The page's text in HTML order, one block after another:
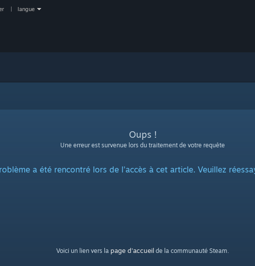
langue
Oups !
Une erreur est survenue lors du traitement de votre requête
a été rencontré lors de l'accès à cet article. Veuillez
Voici un lien vers la page d'accueil de la communauté Steam.